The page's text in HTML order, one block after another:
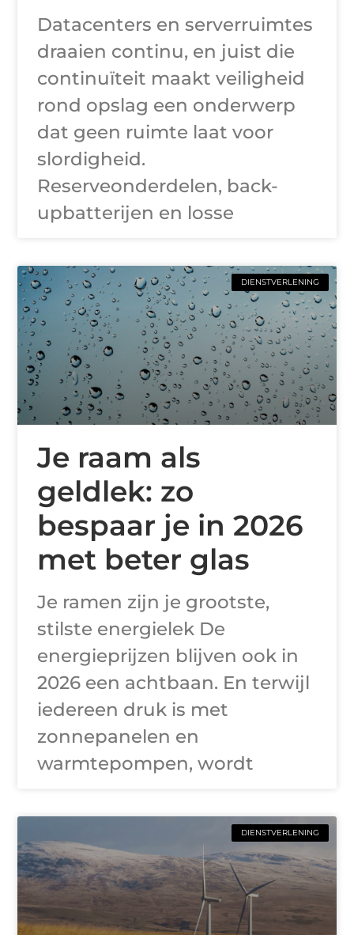
Datacenters en serverruimtes
draaien continu, en juist die
continuïteit maakt veiligheid
rond opslag een onderwerp
dat geen ruimte laat voor
slordigheid.
Reserveonderdelen, back-
upbatterijen en losse
DIENSTVERLENING
Je raam als
geldlek: zo
bespaar je in 2026
met beter glas
Je ramen zijn je grootste,
stilste energielek De
energieprijzen blijven ook in
2026 een achtbaan. En terwijl
iedereen druk is met
zonnepanelen en
warmtepompen, wordt
DIENSTVERLENING